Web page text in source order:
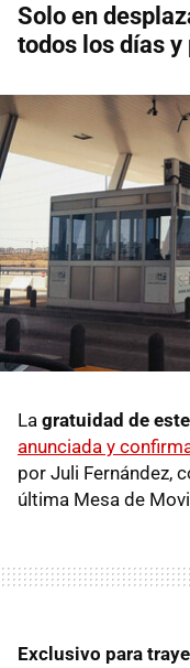
Solo en
todos los días
La gratuidad de
anunciada y
por Juli Fernández,
última Mesa de
Exclusivo para